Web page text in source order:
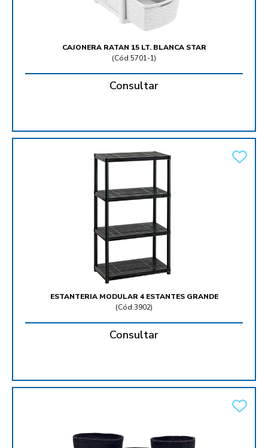
CAJONERA RATAN 15 LT. BLANCA STAR
(Cód.5701-1)
Consultar
ESTANTERIA MODULAR 4 ESTANTES GRANDE
(Cód.3902)
Consultar